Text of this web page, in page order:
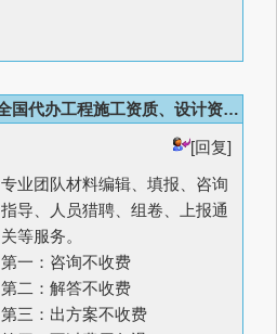
全国代办工程施工资质、设计资质、勘察资质
[回复]
专业团队材料编辑、填报、咨询
指导、人员猎聘、组卷、上报通
关等服务。
第一：咨询不收费
第二：解答不收费
第三：出方案不收费